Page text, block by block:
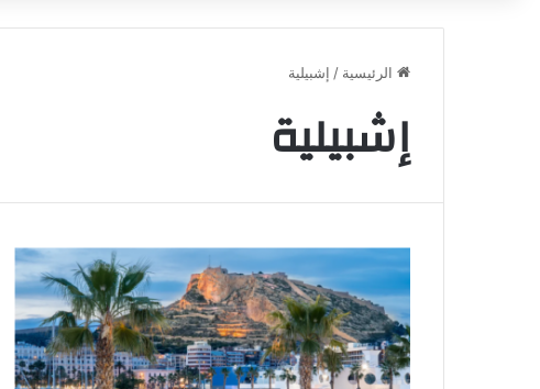
الرئيسية / إشبيلية
إشبيلية